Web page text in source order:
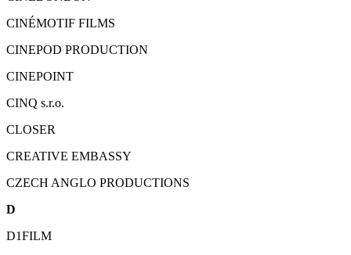
CINÉMOTIF FILMS
CINEPOD PRODUCTION
CINEPOINT
CINQ s.r.o.
CLOSER
CREATIVE EMBASSY
CZECH ANGLO PRODUCTIONS
D
D1FILM